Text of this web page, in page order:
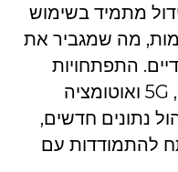
מתמיד בשימוש
מה שמגביר את
התפתחויות
טכנולוגיות כמו מחשוב קוונטי, 5G ואוטומציה
נתונים חדשים,
להתמודדות עם